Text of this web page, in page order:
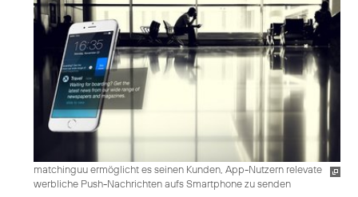
matchinguu ermöglicht es seinen Kunden, App-Nutzern relevate
werbliche Push-Nachrichten aufs Smartphone zu senden